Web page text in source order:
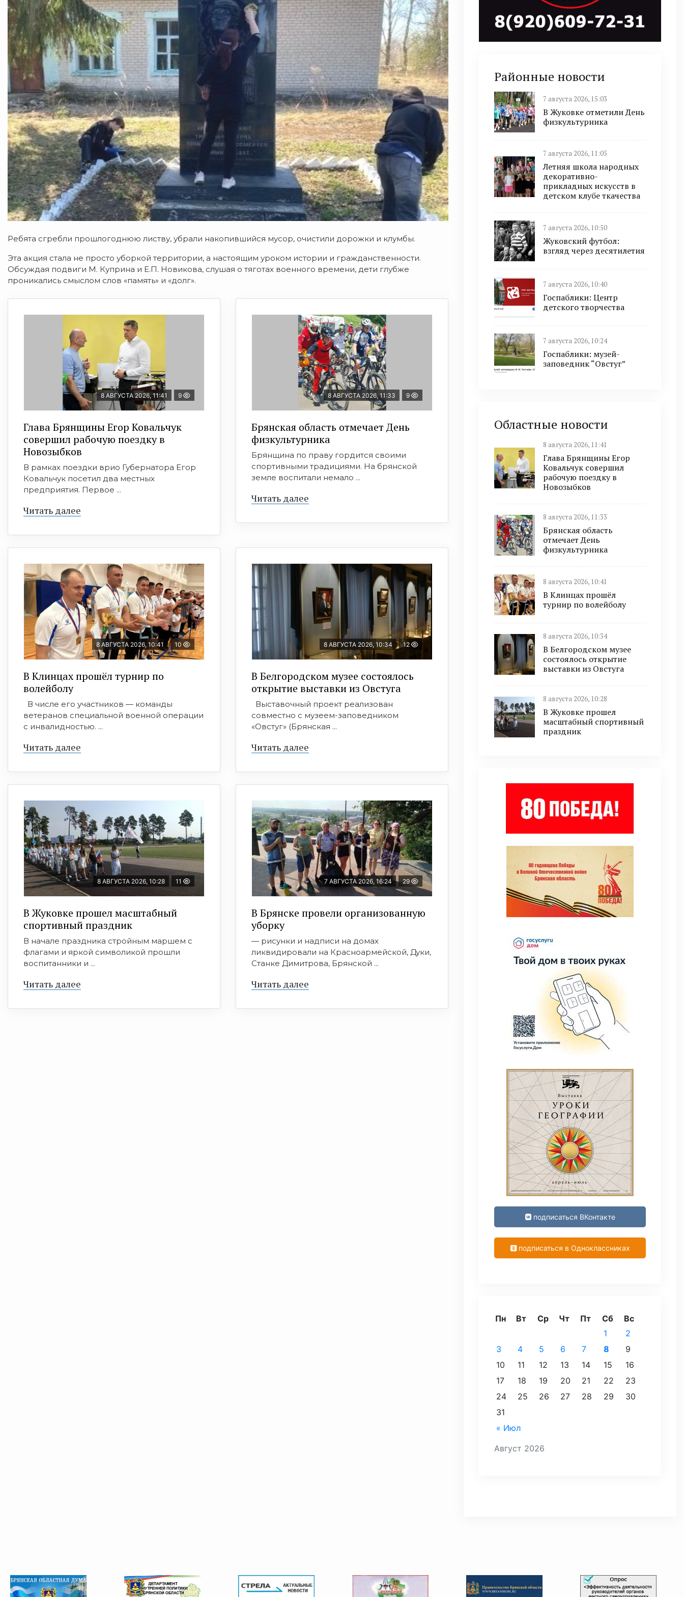
Ребята сгребли прошлогоднюю листву, убрали накопившийся мусор, очистили дорожки и клумбы.
Эта акция стала не просто уборкой территории, а настоящим уроком истории и гражданственности.
Обсуждая подвиги М. Куприна и Е.П. Новикова, слушая о тяготах военного времени, дети глубже
проникались смыслом слов «память» и «долг».
8 АВГУСТА 2026, 11:41 9
Глава Брянщины Егор Ковальчук
совершил рабочую поездку в
Новозыбков
В рамках поездки врио Губернатора Егор
Ковальчук посетил два местных
предприятия. Первое ...
Читать далее
8 АВГУСТА 2026, 11:33 9
Брянская область отмечает День
физкультурника
Брянщина по праву гордится своими
спортивными традициями. На брянской
земле воспитали немало ...
Читать далее
8 АВГУСТА 2026, 10:41 10
В Клинцах прошёл турнир по
волейболу
В числе его участников — команды
ветеранов специальной военной операции
с инвалидностью. ...
Читать далее
8 АВГУСТА 2026, 10:34 12
В Белгородском музее состоялось
открытие выставки из Овстуга
Выставочный проект реализован
совместно с музеем-заповедником
«Овстуг» (Брянская ...
Читать далее
8 АВГУСТА 2026, 10:28 11
В Жуковке прошел масштабный
спортивный праздник
В начале праздника стройным маршем с
флагами и яркой символикой прошли
воспитанники и ...
Читать далее
7 АВГУСТА 2026, 16:24 29
В Брянске провели организованную
уборку
— рисунки и надписи на домах
ликвидировали на Красноармейской, Дуки,
Станке Димитрова, Брянской ...
Читать далее
Районные новости
7 августа 2026, 15:03
В Жуковке отметили День
физкультурника
7 августа 2026, 11:05
Летняя школа народных
декоративно-
прикладных искусств в
детском клубе ткачества
7 августа 2026, 10:50
Жуковский футбол:
взгляд через десятилетия
7 августа 2026, 10:40
Госпаблики: Центр
детского творчества
7 августа 2026, 10:24
Госпаблики: музей-
заповедник “Овстуг”
Областные новости
8 августа 2026, 11:41
Глава Брянщины Егор
Ковальчук совершил
рабочую поездку в
Новозыбков
8 августа 2026, 11:33
Брянская область
отмечает День
физкультурника
8 августа 2026, 10:41
В Клинцах прошёл
турнир по волейболу
8 августа 2026, 10:34
В Белгородском музее
состоялось открытие
выставки из Овстуга
8 августа 2026, 10:28
В Жуковке прошел
масштабный спортивный
праздник
подписаться ВКонтакте
подписаться в Одноклассниках
Август 2026
Пн Вт Ср Чт Пт Сб Вс
« Июл
1
2
3
4 5 6 7 8
9
10
11 12 13 14 15
16
17
18 19 20 21 22
23
24
25 26 27 28 29
30
31